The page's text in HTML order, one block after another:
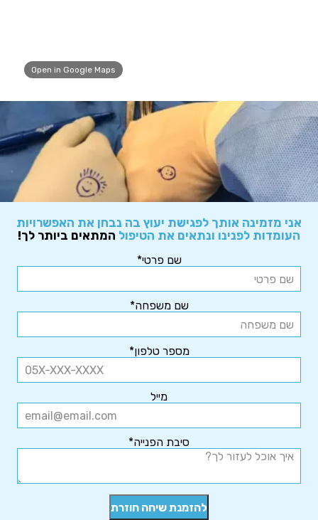
Open in Google Maps
אני מזמינה אותך לפגישת יעוץ בה נבחן את האפשרויות
העומדות לפנינו ונתאים את הטיפול המתאים ביותר לך!
שם פרטי*
שם משפחה*
מספר טלפון*
מייל
סיבת הפנייה*